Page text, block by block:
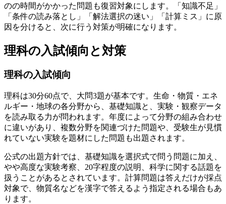
のの時間がかかった問題も復習対象にします。
「知識不足」
「条件の読み落とし」「解法選択の迷い」「計算ミス」に原
因を分けると、次に行う対策が明確になります。
理科の入試傾向と対策
理科の入試傾向
理科は30分60点で、大問3題が基本です。生命・物質・エネ
ルギー・地球の各分野から、基礎知識と、実験・観察データ
を読み取る力が問われます。年度によって分野の組み合わせ
に違いがあり、複数分野を関連づけた問題や、受験生が見慣
れていない実験を題材にした問題も出題されます。
公式の出題方針では、基礎知識を選択式で問う問題に加え、
やや高度な実験考察、20字程度の説明、科学に関する話題を
扱うことがあるとされています。 計算問題は答えだけが採点
対象で、物質名などを漢字で答えるよう指定される場合もあ
ります。